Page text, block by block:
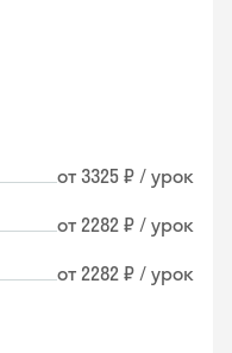
от 3325 ₽ / урок
от 2282 ₽ / урок
от 2282 ₽ / урок